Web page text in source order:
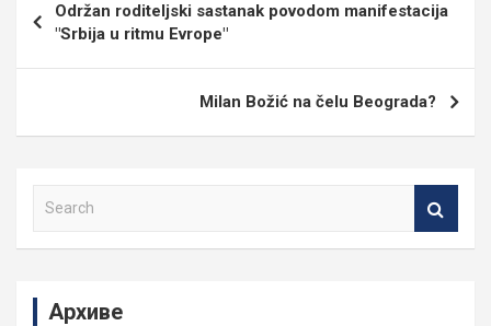
чланка
Održan roditeljski sastanak povodom manifestacija
"Srbija u ritmu Evrope"
Milan Božić na čelu Beograda?
Архиве